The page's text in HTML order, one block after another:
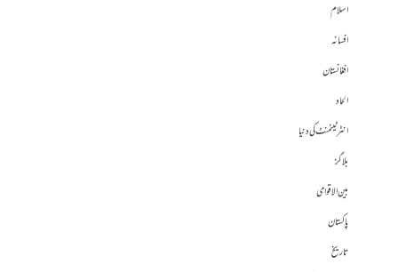
اسلام
افسانہ
افغانستان
الحاد
انٹرٹینمنٹ کی دنیا
بلاگز
بین الاقوامی
پاکستان
تاریخ